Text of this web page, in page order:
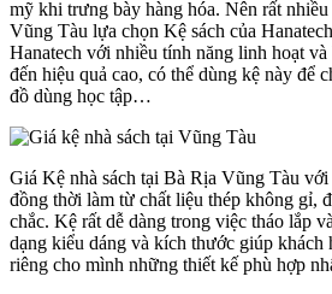
mỹ khi trưng bày hàng hóa. Nên rất
Vũng Tàu lựa chọn Kệ sách của
Hanatech với nhiều tính năng linh hoạt
đến hiệu quả cao, có thể dùng kệ này để
đồ dùng học tập…
Giá Kệ nhà sách tại Bà Rịa Vũng Tàu với
đồng thời làm từ chất liệu thép không gỉ,
chắc. Kệ rất dễ dàng trong việc tháo lắp
dạng kiểu dáng và kích thước giúp khách
riêng cho mình những thiết kế phù hợp